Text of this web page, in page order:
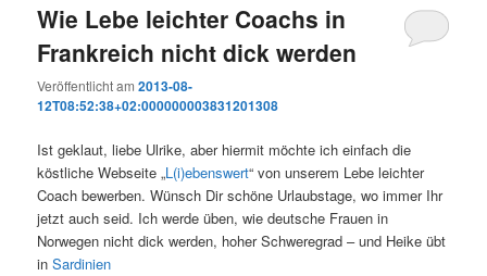
Wie Lebe leichter Coachs in
Frankreich nicht dick werden
Veröffentlicht am2013-08-
12T08:52:38+02:000000003831201308
Ist geklaut, liebe Ulrike, aber hiermit möchte ich einfach die
köstliche Webseite „L(i)ebenswert“ von unserem Lebe leichter
Coach bewerben. Wünsch Dir schöne Urlaubstage, wo immer Ihr
jetzt auch seid. Ich werde üben, wie deutsche Frauen in
Norwegen nicht dick werden, hoher Schweregrad – und Heike übt
inSardinien